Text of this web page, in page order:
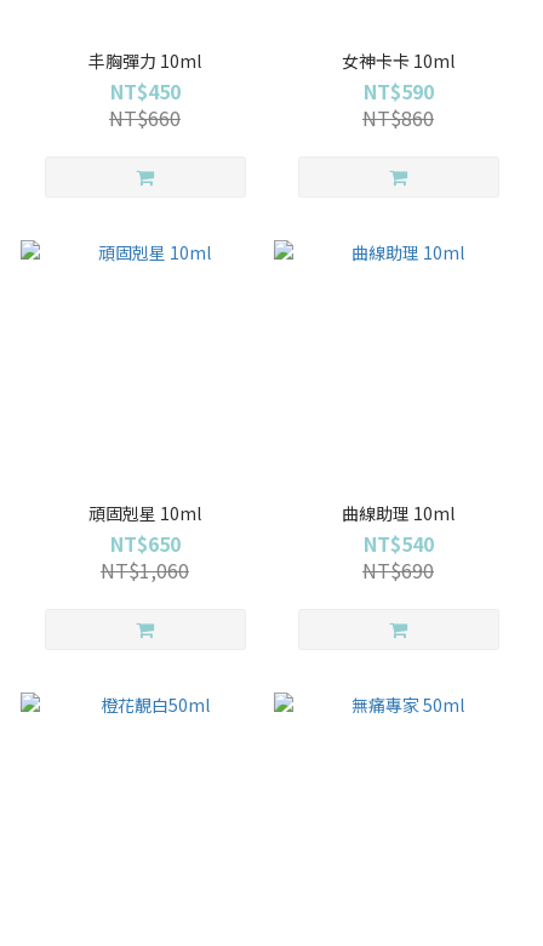
丰胸彈力 10ml
NT$450
NT$660
女神卡卡 10ml
NT$590
NT$860
頑固剋星 10ml
NT$650
NT$1,060
曲線助理 10ml
NT$540
NT$690